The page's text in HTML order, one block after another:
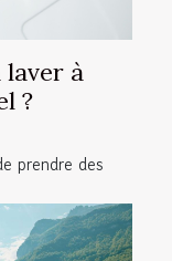
laver à
?
prendre des